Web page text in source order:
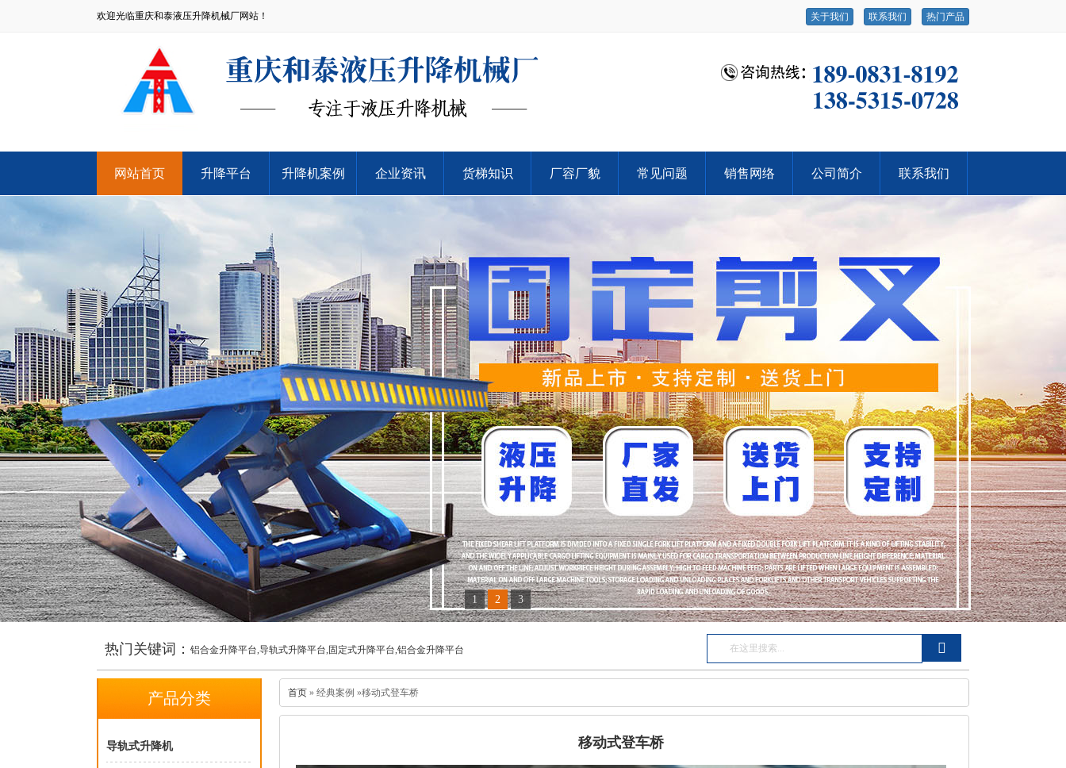
欢迎光临重庆和泰液压升降机械厂网站！ 关于我们 联系我们 热门产品
网站首页 升降平台 升降机案例 企业资讯 货梯知识 厂容厂貌 常见问题 销售网络 公司简介 联系我们
1 2 3
热门关键词： 铝合金升降平台,导轨式升降平台,固定式升降平台,铝合金升降平台
产品分类
导轨式升降机
首页 » 经典案例 »移动式登车桥
移动式登车桥